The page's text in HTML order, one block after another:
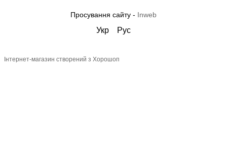
Просування сайту - Inweb
Укр Рус
Інтернет-магазин створений з Хорошоп